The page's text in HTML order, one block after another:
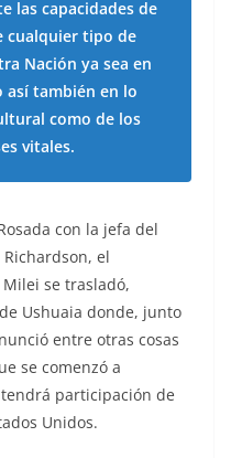
las capacidades de
cualquier tipo de
Nación ya sea en
así también en lo
como de los
vitales.
con la jefa del
el
se trasladó,
Ushuaia donde, junto
entre otras cosas
se comenzó a
participación de
Unidos.